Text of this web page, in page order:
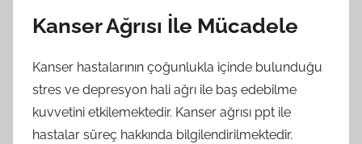
Kanser Ağrısı İle Mücadele
Kanser hastalarının çoğunlukla içinde bulunduğu
stres ve depresyon hali ağrı ile baş edebilme
kuvvetini etkilemektedir. Kanser ağrısı ppt ile
hastalar süreç hakkında bilgilendirilmektedir.